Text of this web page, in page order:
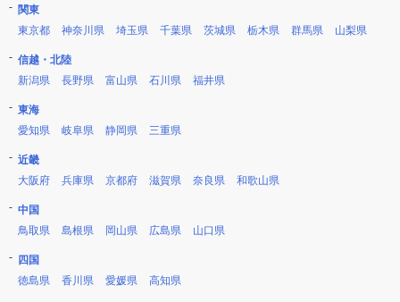
関東
東京都
神奈川県 埼玉県 千葉県 茨城県 栃木県 群馬県 山梨県
信越・北陸
新潟県
長野県 富山県 石川県 福井県
東海
愛知県
岐阜県 静岡県 三重県
近畿
大阪府
兵庫県 京都府 滋賀県 奈良県 和歌山県
中国
鳥取県
島根県 岡山県 広島県 山口県
四国
徳島県
香川県 愛媛県 高知県